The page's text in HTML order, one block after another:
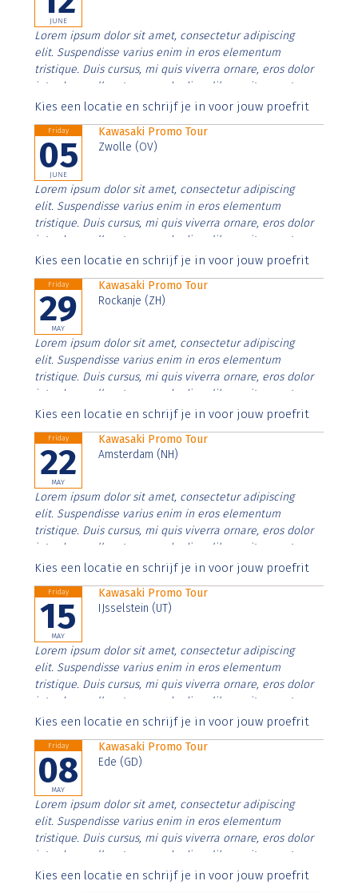
JUNE
Lorem ipsum dolor sit amet, consectetur adipiscing
elit. Suspendisse varius enim in eros elementum
tristique. Duis cursus, mi quis viverra ornare, eros dolor
interdum nulla, ut commodo diam libero vitae erat.
Aenean faucibus nibh et justo cursus id rutrum lorem
Kies een locatie en schrijf je in voor jouw proefrit
Friday
05
JUNE
Kawasaki Promo Tour
Zwolle (OV)
Lorem ipsum dolor sit amet, consectetur adipiscing
elit. Suspendisse varius enim in eros elementum
tristique. Duis cursus, mi quis viverra ornare, eros dolor
interdum nulla, ut commodo diam libero vitae erat.
Aenean faucibus nibh et justo cursus id rutrum lorem
Kies een locatie en schrijf je in voor jouw proefrit
Friday
29
MAY
Kawasaki Promo Tour
Rockanje (ZH)
Lorem ipsum dolor sit amet, consectetur adipiscing
elit. Suspendisse varius enim in eros elementum
tristique. Duis cursus, mi quis viverra ornare, eros dolor
interdum nulla, ut commodo diam libero vitae erat.
Aenean faucibus nibh et justo cursus id rutrum lorem
Kies een locatie en schrijf je in voor jouw proefrit
Friday
22
MAY
Kawasaki Promo Tour
Amsterdam (NH)
Lorem ipsum dolor sit amet, consectetur adipiscing
elit. Suspendisse varius enim in eros elementum
tristique. Duis cursus, mi quis viverra ornare, eros dolor
interdum nulla, ut commodo diam libero vitae erat.
Aenean faucibus nibh et justo cursus id rutrum lorem
Kies een locatie en schrijf je in voor jouw proefrit
Friday
15
MAY
Kawasaki Promo Tour
IJsselstein (UT)
Lorem ipsum dolor sit amet, consectetur adipiscing
elit. Suspendisse varius enim in eros elementum
tristique. Duis cursus, mi quis viverra ornare, eros dolor
interdum nulla, ut commodo diam libero vitae erat.
Aenean faucibus nibh et justo cursus id rutrum lorem
Kies een locatie en schrijf je in voor jouw proefrit
Friday
08
MAY
Kawasaki Promo Tour
Ede (GD)
Lorem ipsum dolor sit amet, consectetur adipiscing
elit. Suspendisse varius enim in eros elementum
tristique. Duis cursus, mi quis viverra ornare, eros dolor
interdum nulla, ut commodo diam libero vitae erat.
Aenean faucibus nibh et justo cursus id rutrum lorem
Kies een locatie en schrijf je in voor jouw proefrit